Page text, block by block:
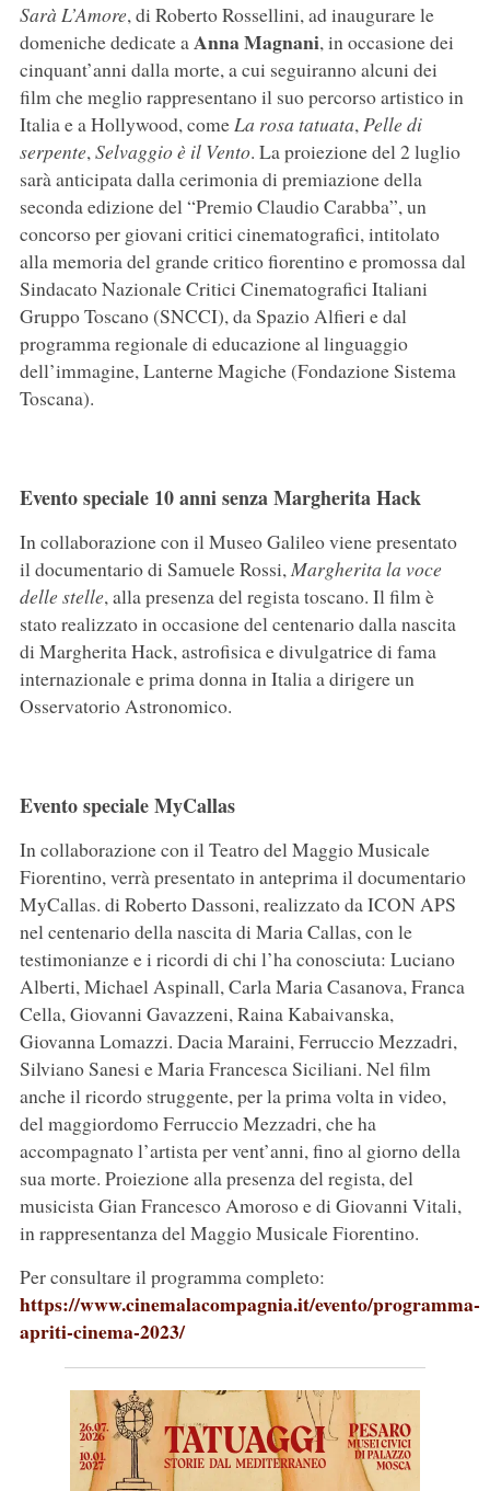
Sarà L’Amore, di Roberto Rossellini, ad inaugurare le
domeniche dedicate aAnna Magnani, in occasione dei
cinquant’anni dalla morte, a cui seguiranno alcuni dei
film che meglio rappresentano il suo percorso artistico in
Italia e a Hollywood, comeLa rosa tatuata,Pelle di
serpente,Selvaggio è il Vento. La proiezione del 2 luglio
sarà anticipata dalla cerimonia di premiazione della
seconda edizione del “Premio Claudio Carabba”, un
concorso per giovani critici cinematografici, intitolato
alla memoria del grande critico fiorentino e promossa dal
Sindacato Nazionale Critici Cinematografici Italiani
Gruppo Toscano (SNCCI), da Spazio Alfieri e dal
programma regionale di educazione al linguaggio
dell’immagine, Lanterne Magiche (Fondazione Sistema
Toscana).
Evento speciale 10 anni senza Margherita Hack
In collaborazione con il Museo Galileo viene presentato
il documentario di Samuele Rossi,Margherita la voce
delle stelle, alla presenza del regista toscano. Il film è
stato realizzato in occasione del centenario dalla nascita
di Margherita Hack, astrofisica e divulgatrice di fama
internazionale e prima donna in Italia a dirigere un
Osservatorio Astronomico.
Evento speciale MyCallas
In collaborazione con il Teatro del Maggio Musicale
Fiorentino, verrà presentato in anteprima il documentario
MyCallas. di Roberto Dassoni, realizzato da ICON APS
nel centenario della nascita di Maria Callas, con le
testimonianze e i ricordi di chi l’ha conosciuta: Luciano
Alberti, Michael Aspinall, Carla Maria Casanova, Franca
Cella, Giovanni Gavazzeni, Raina Kabaivanska,
Giovanna Lomazzi. Dacia Maraini, Ferruccio Mezzadri,
Silviano Sanesi e Maria Francesca Siciliani. Nel film
anche il ricordo struggente, per la prima volta in video,
del maggiordomo Ferruccio Mezzadri, che ha
accompagnato l’artista per vent’anni, fino al giorno della
sua morte. Proiezione alla presenza del regista, del
musicista Gian Francesco Amoroso e di Giovanni Vitali,
in rappresentanza del Maggio Musicale Fiorentino.
Per consultare il programma completo:
https://www.cinemalacompagnia.it/evento/programma-
apriti-cinema-2023/